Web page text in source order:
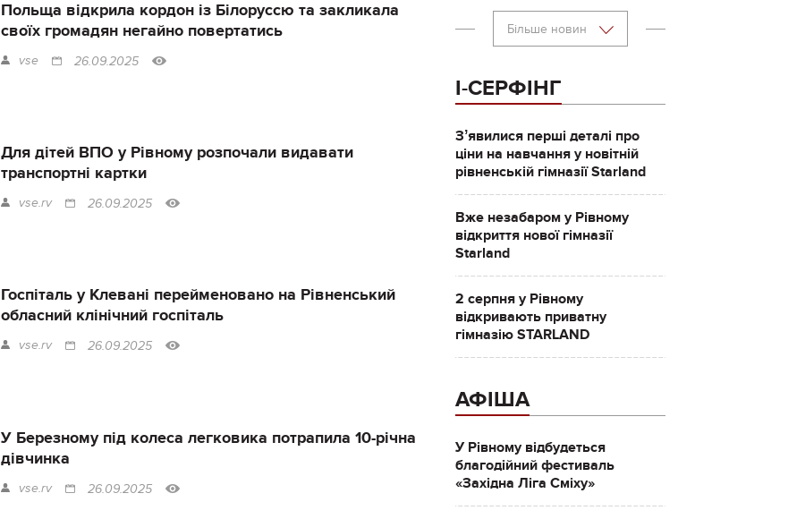
Польща відкрила кордон із Білоруссю та закликала
своїх громадян негайно повертатись
vse 26.09.2025
Для дітей ВПО у Рівному розпочали видавати
транспортні картки
vse.rv 26.09.2025
Госпіталь у Клевані перейменовано на Рівненський
обласний клінічний госпіталь
vse.rv 26.09.2025
У Березному під колеса легковика потрапила 10-річна
дівчинка
vse.rv 26.09.2025
Більше новин
І-СЕРФІНГ
Зʼявилися перші деталі про
ціни на навчання у новітній
рівненській гімназії Starland
Вже незабаром у Рівному
відкриття нової гімназії
Starland
2 серпня у Рівному
відкривають приватну
гімназію STARLAND
АФІША
У Рівному відбудеться
благодійний фестиваль
«Західна Ліга Сміху»